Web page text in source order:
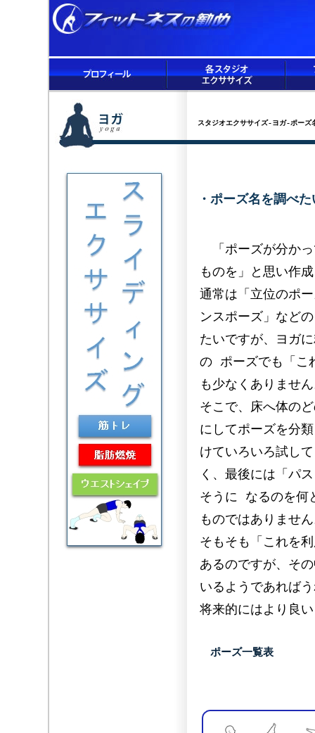
スタジオエクササイズ-ヨガ-ポーズ
・ポーズ名を調べ
「ポーズが分か
ものを」と思い作
通常は「立位のポ
ンスポーズ」など
たいですが、ヨガ
の ポーズでも「こ
も少なくありませ
そこで、床へ体の
にしてポーズを分
けていろいろ試し
く、最後には「パ
そうに なるのを何
ものではありませ
そもそも「これを
あるのですが、そ
いるようであれば
将来的にはより良
ポーズ一覧表